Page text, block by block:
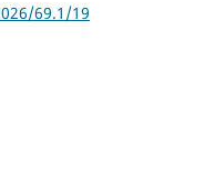
69.1/19